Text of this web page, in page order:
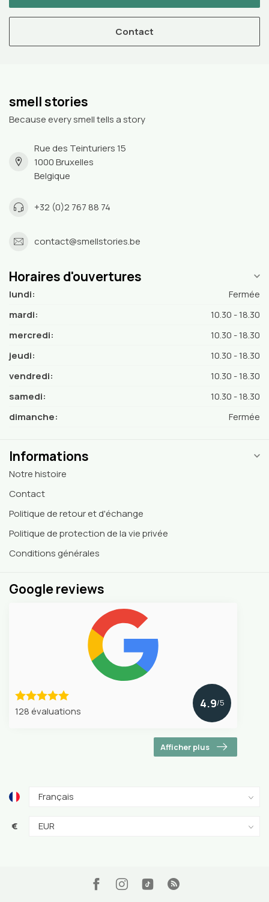
Contact
smell stories
Because every smell tells a story
Rue des Teinturiers 15
1000 Bruxelles
Belgique
+32 (0)2 767 88 74
contact@smellstories.be
Horaires d'ouvertures
lundi:
Fermée
mardi:
10.30 - 18.30
mercredi:
10.30 - 18.30
jeudi:
10.30 - 18.30
vendredi:
10.30 - 18.30
samedi:
10.30 - 18.30
dimanche:
Fermée
Informations
Notre histoire
Contact
Politique de retour et d'échange
Politique de protection de la vie privée
Conditions générales
Google reviews
128 évaluations
4.9/5
Afficher plus
€